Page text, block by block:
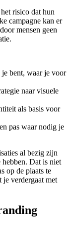
risico dat hun
campagne kan er
mensen geen
je bent, waar je voor
naar visuele
als basis voor
pas waar nodig je
al bezig zijn
Dat is niet
op de plaats te
je verdergaat met